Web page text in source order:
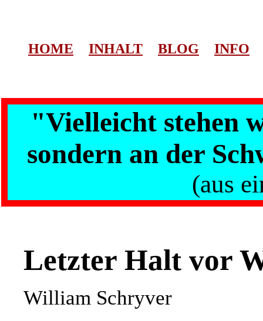
HOME INHALT BLOG INFO
"Vielleicht stehen
sondern an der
(aus
Letzter Halt vor
William Schryver